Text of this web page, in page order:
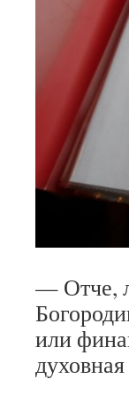
— Отче,
или